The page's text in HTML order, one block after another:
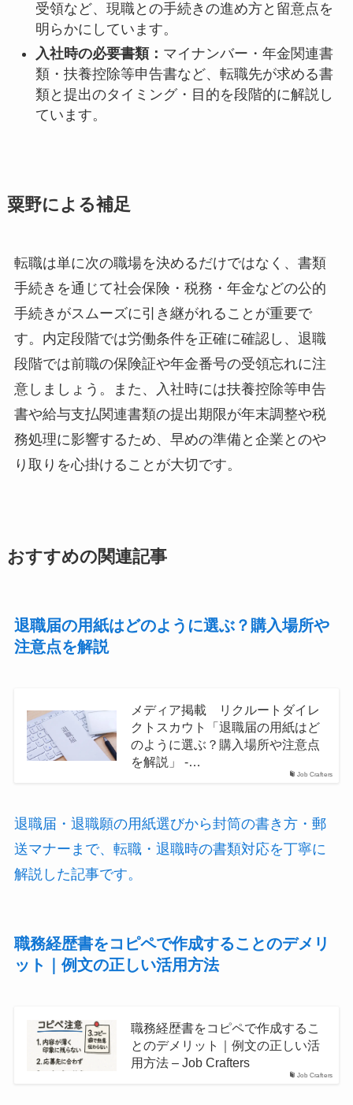
受領など、現職との手続きの進め方と留意点を
明らかにしています。
入社時の必要書類： マイナンバー・年金関連書
類・扶養控除等申告書など、転職先が求める書
類と提出のタイミング・目的を段階的に解説し
ています。
粟野による補足
転職は単に次の職場を決めるだけではなく、書類
手続きを通じて社会保険・税務・年金などの公的
手続きがスムーズに引き継がれることが重要で
す。内定段階では労働条件を正確に確認し、退職
段階では前職の保険証や年金番号の受領忘れに注
意しましょう。また、入社時には扶養控除等申告
書や給与支払関連書類の提出期限が年末調整や税
務処理に影響するため、早めの準備と企業とのや
り取りを心掛けることが大切です。
おすすめの関連記事
退職届の用紙はどのように選ぶ？購入場所や
注意点を解説
Job Crafters
メディア掲載 リクルートダイレ
クトスカウト「退職届の用紙はど
のように選ぶ？購入場所や注意点
を解説」 -…
退職届・退職願の用紙選びから封筒の書き方・郵
送マナーまで、転職・退職時の書類対応を丁寧に
解説した記事です。
職務経歴書をコピペで作成することのデメリ
ット｜例文の正しい活用方法
Job Crafters
職務経歴書をコピペで作成するこ
とのデメリット｜例文の正しい活
用方法 – Job Crafters